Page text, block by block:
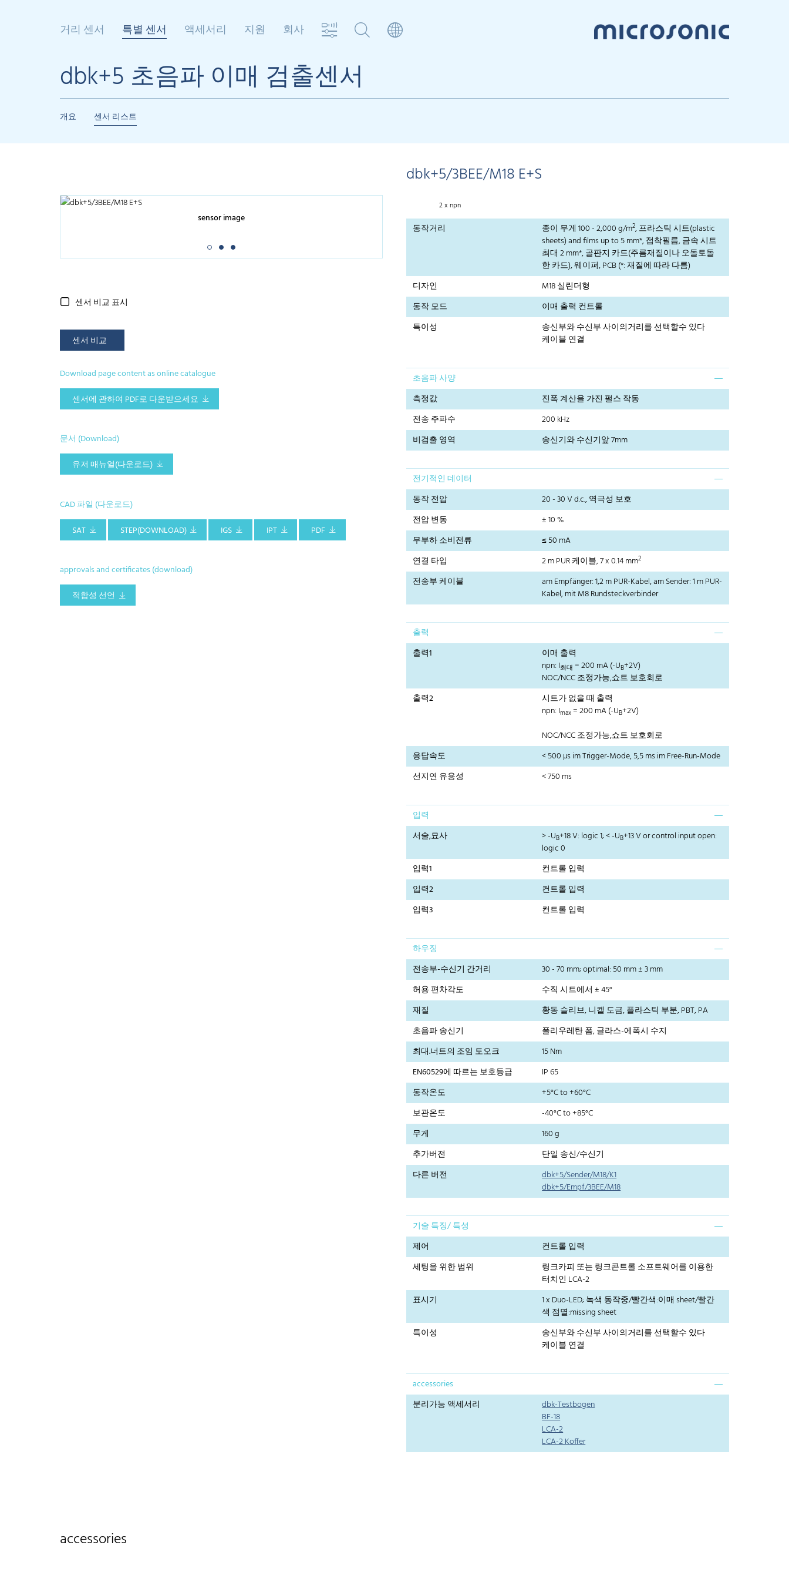
거리 센서 특별 센서 액세서리 지원 회사
dbk+5 초음파 이매 검출센서
개요 센서 리스트
dbk+5/3BEE/M18 E+S
sensor image
센서 비교 표시
센서 비교
Download page content as online catalogue
센서에 관하여 PDF로 다운받으세요
문서 (Download)
유저 매뉴얼(다운로드)
CAD 파일 (다운로드)
SAT
STEP(DOWNLOAD) IGS IPT PDF
approvals and certificates (download)
적합성 선언
2 x npn
동작거리 종이 무게 100 - 2,000 g/m2, 프라스틱 시트(plastic
sheets) and films up to 5 mm*, 접착필름, 금속 시트
최대 2 mm*, 골판지 카드(주름재질이나 오돌토돌
한 카드), 웨이퍼, PCB (*: 재질에 따라 다름)
디자인
M18 실린더형
동작 모드
이매 출력 컨트롤
특이성
송신부와 수신부 사이의거리를 선택할수 있다
케이블 연결
초음파 사양
측정값
진폭 계산을 가진 펄스 작동
전송 주파수
200 kHz
비검출 영역
송신기와 수신기앞 7mm
전기적인 데이터
동작 전압
20 - 30 V d.c., 역극성 보호
전압 변동
± 10 %
무부하 소비전류
≤ 50 mA
연결 타입
2 m PUR 케이블, 7 x 0.14 mm2
전송부 케이블
am Empfänger: 1,2 m PUR-Kabel, am Sender: 1 m PUR-
Kabel, mit M8 Rundsteckverbinder
출력
출력1
이매 출력
npn: I최대 = 200 mA (-UB+2V)
NOC/NCC 조정가능,쇼트 보호회로
출력2
시트가 없을 때 출력
npn: Imax= 200 mA (-UB+2V)
NOC/NCC 조정가능,쇼트 보호회로
응답속도
< 500 µs im Trigger-Mode, 5,5 ms im Free-Run‐Mode
선지연 유용성
< 750 ms
입력
서술,묘사
> -UB+18 V: logic 1; < -UB+13 V or control input open:
logic 0
입력1
컨트롤 입력
입력2
컨트롤 입력
입력3
컨트롤 입력
하우징
전송부-수신기 간거리
30 - 70 mm; optimal: 50 mm ± 3 mm
허용 편차각도
수직 시트에서 ± 45°
재질
황동 슬리브, 니켈 도금, 플라스틱 부분, PBT, PA
초음파 송신기
폴리우레탄 폼, 글라스-에폭시 수지
최대.너트의 조임 토오크
15 Nm
EN60529에 따르는 보호등급
IP 65
동작온도
+5°C to +60°C
보관온도
-40°C to +85°C
무게
160 g
추가버전
단일 송신/수신기
다른 버전
dbk+5/Sender/M18/K1
dbk+5/Empf/3BEE/M18
기술 특징/ 특성
제어
컨트롤 입력
세팅을 위한 범위
링크카피 또는 링크콘트롤 소프트웨어를 이용한
터치인 LCA-2
표시기
1 x Duo-LED; 녹색 동작중/빨간색:이매 sheet/빨간
색 점멸:missing sheet
특이성
송신부와 수신부 사이의거리를 선택할수 있다
케이블 연결
accessories
분리가능 액세서리
dbk-Testbogen
BF-18
LCA-2
LCA-2 Koffer
accessories